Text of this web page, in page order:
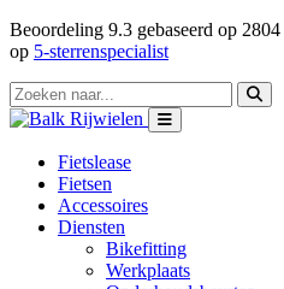
Beoordeling 9.3 gebaseerd op 2804
op 5-sterrenspecialist
Fietslease
Fietsen
Accessoires
Diensten
Bikefitting
Werkplaats